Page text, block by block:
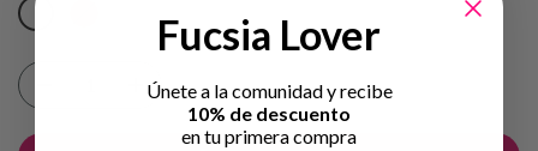
Fucsia Lover
Únete a la comunidad y recibe
10% de descuento
en tu primera compra